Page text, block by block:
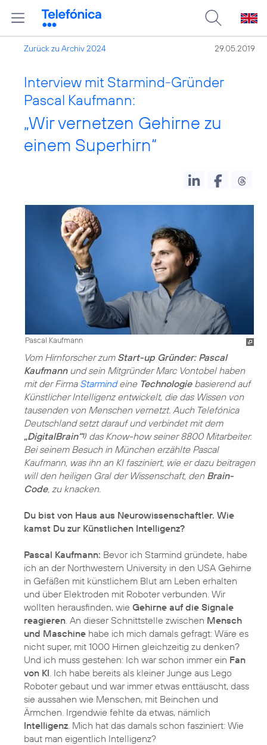
Zurück zu Archiv 2024 29.05.2019
Interview mit Starmind-Gründer
Pascal Kaufmann:
„Wir vernetzen Gehirne zu
einem Superhirn“
Pascal Kaufmann
Vom Hirnforscher zum Start-up Gründer: Pascal
Kaufmannund sein Mitgründer Marc Vontobel haben
mit der Firma Starmindeine Technologiebasierend auf
Künstlicher Intelligenz entwickelt, die das Wissen von
tausenden von Menschen vernetzt. Auch Telefónica
Deutschland setzt darauf und verbindet mit dem
„DigitalBrain“1) das Know-how seiner 8800 Mitarbeiter.
Bei seinem Besuch in München erzählte Pascal
Kaufmann, was ihn an KI fasziniert, wie er dazu beitragen
will den heiligen Gral der Wissenschaft, den Brain-
Code, zu knacken.
Du bist von Haus aus Neurowissenschaftler. Wie
kamst Du zur Künstlichen Intelligenz?
Pascal Kaufmann: Bevor ich Starmind gründete, habe
ich an der Northwestern University in den USA Gehirne
in Gefäßen mit künstlichem Blut am Leben erhalten
und über Elektroden mit Roboter verbunden. Wir
wollten herausfinden, wie Gehirne auf die Signale
reagieren . An dieser Schnittstelle zwischen Mensch
und Maschine habe ich mich damals gefragt: Wäre es
nicht super, mit 1000 Hirnen gleichzeitig zu denken?
Und ich muss gestehen: Ich war schon immer ein Fan
von KI . Ich habe bereits als kleiner Junge aus Lego
Roboter gebaut und war immer etwas enttäuscht, dass
sie aussahen wie Menschen, mit Beinchen und
Ärmchen. Irgendwie fehlte da etwas, nämlich
Intelligenz . Mich hat das damals schon fasziniert: Wie
baut man eigentlich Intelligenz?